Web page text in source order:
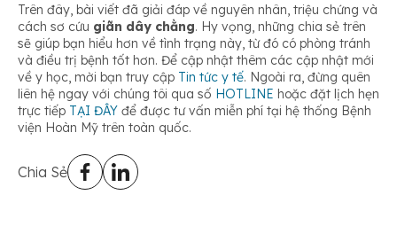
Trên đây, bài viết đã giải đáp về nguyên nhân, triệu chứng và
cách sơ cứu giãn dây chằng. Hy vọng, những chia sẻ trên
sẽ giúp bạn hiểu hơn về tình trạng này, từ đó có phòng tránh
và điều trị bệnh tốt hơn. Để cập nhật thêm các cập nhật mới
về y học, mời bạn truy cập Tin tức y tế. Ngoài ra, đừng quên
liên hệ ngay với chúng tôi qua số HOTLINE hoặc đặt lịch hẹn
trực tiếp TẠI ĐÂY để được tư vấn miễn phí tại hệ thống Bệnh
viện Hoàn Mỹ trên toàn quốc.
Chia Sẻ